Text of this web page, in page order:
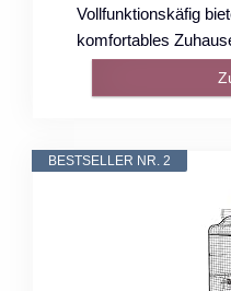
Vollfunktionskäfig
komfortables
BESTSELLER NR. 2